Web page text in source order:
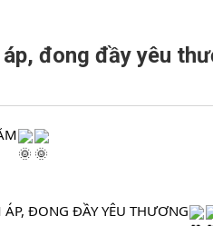
đong đầy yêu
ĐONG ĐẦY YÊU THƯƠNG